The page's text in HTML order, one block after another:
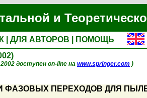
и
ДЛЯ АВТОРОВ
ПОМОЩЬ
2002 доступен on-line на www.springer.com )
ФАЗОВЫХ ПЕРЕХОДОВ ДЛЯ